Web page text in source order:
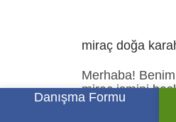
miraç doğa
Merhaba!
miraç ismini
değiştireceğim.
Danışma Formu